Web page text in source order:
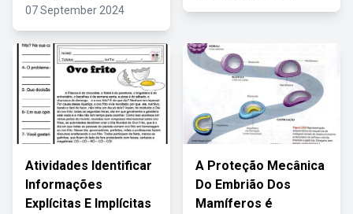
07 September 2024
Atividades Identificar
Informações
Explícitas E Implícitas
A Proteção Mecânica
Do Embrião Dos
Mamíferos é